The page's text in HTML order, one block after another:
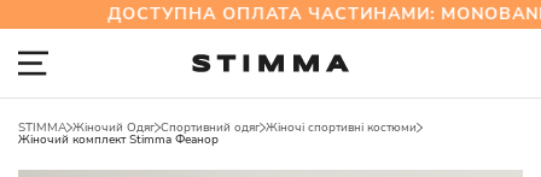
ДОСТУПНА ОПЛАТА ЧАСТИНАМИ:
STIMMA Жіночий Одяг Спортивний одяг Жіночі спортивні костюми
Жіночий комплект Stimma Феанор